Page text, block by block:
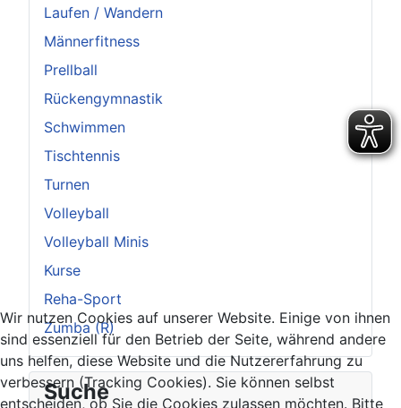
Laufen / Wandern
Männerfitness
Prellball
Rückengymnastik
Schwimmen
Tischtennis
Turnen
Volleyball
Volleyball Minis
Kurse
Reha-Sport
Zumba (R)
Suche
Wir nutzen Cookies auf unserer Website. Einige von ihnen
sind essenziell für den Betrieb der Seite, während andere
uns helfen, diese Website und die Nutzererfahrung zu
verbessern (Tracking Cookies). Sie können selbst
entscheiden, ob Sie die Cookies zulassen möchten. Bitte